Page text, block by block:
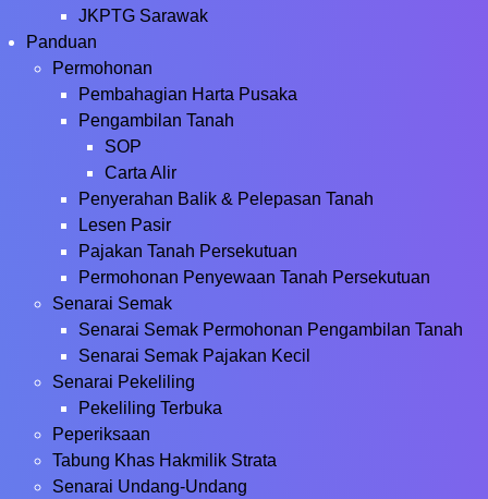
JKPTG Sarawak
Panduan
Permohonan
Pembahagian Harta Pusaka
Pengambilan Tanah
SOP
Carta Alir
Penyerahan Balik & Pelepasan Tanah
Lesen Pasir
Pajakan Tanah Persekutuan
Permohonan Penyewaan Tanah Persekutuan
Senarai Semak
Senarai Semak Permohonan Pengambilan Tanah
Senarai Semak Pajakan Kecil
Senarai Pekeliling
Pekeliling Terbuka
Peperiksaan
Tabung Khas Hakmilik Strata
Senarai Undang-Undang